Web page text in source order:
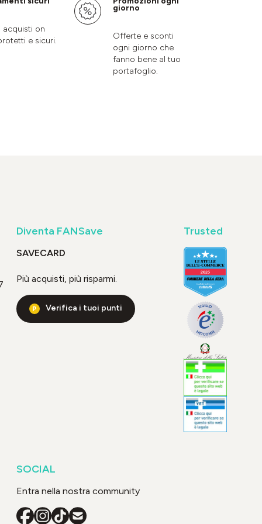
acquisti on
e sicuri.
giorno
Offerte e sconti
ogni giorno che
fanno bene al tuo
portafoglio.
Diventa FANSave
SAVECARD
Più acquisti, più risparmi.
Verifica i tuoi punti
SOCIAL
Entra nella nostra community
Trusted